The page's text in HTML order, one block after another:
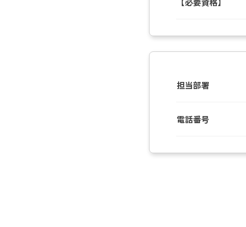
担当部署
電話番号